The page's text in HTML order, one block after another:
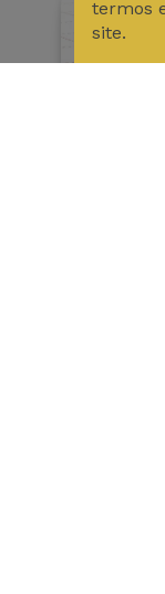
termos
site.